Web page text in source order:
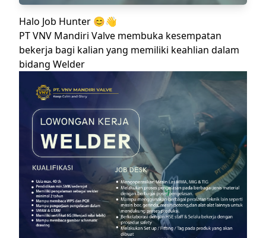
Halo Job Hunter 😊👋
PT VNV Mandiri Valve membuka kesempatan
bekerja bagi kalian yang memiliki keahlian dalam
bidang Welder